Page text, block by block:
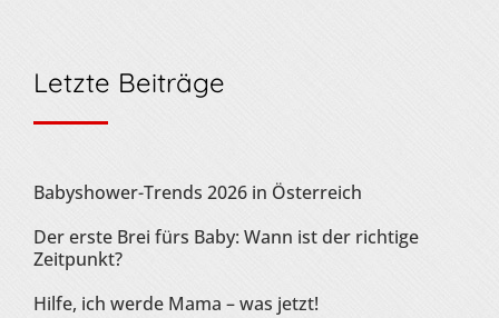
Letzte Beiträge
Babyshower-Trends 2026 in Österreich
Der erste Brei fürs Baby: Wann ist der richtige
Zeitpunkt?
Hilfe, ich werde Mama – was jetzt!